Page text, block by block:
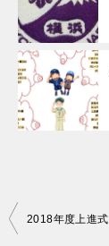
投
2018年度上進式